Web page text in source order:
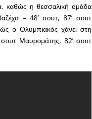
καθώς η θεσσαλική ομάδα
– 48’ σουτ, 87’ σουτ
ο Ολυμπιακός χάνει στη
Μαυρομάτης, 82’ σουτ